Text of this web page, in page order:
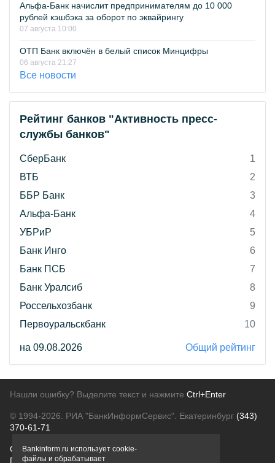
Альфа-Банк начислит предпринимателям до 10 000
рублей кэшбэка за оборот по эквайрингу
07 августа 10:00
ОТП Банк включён в белый список Минцифры
06 августа 21:27
Все новости
Рейтинг банков "Активность пресс-
службы банков"
СберБанк
1
ВТБ
2
ББР Банк
3
Альфа-Банк
4
УБРиР
5
Банк Инго
6
Банк ПСБ
7
Банк Уралсиб
8
Россельхозбанк
9
Первоуральскбанк
10
на 09.08.2026 Общий рейтинг
Нашли ошибку? Выделите текст и нажмите Ctrl+Enter
© 1994-2026. РИА "БанкИнформСервис". Екатеринбург (343)
370-61-71
О проектеПолитика конфиденциальности
Правовая информацияДля рекламодателей
Bankinform.ru использует cookie-
файлы и обрабатывает